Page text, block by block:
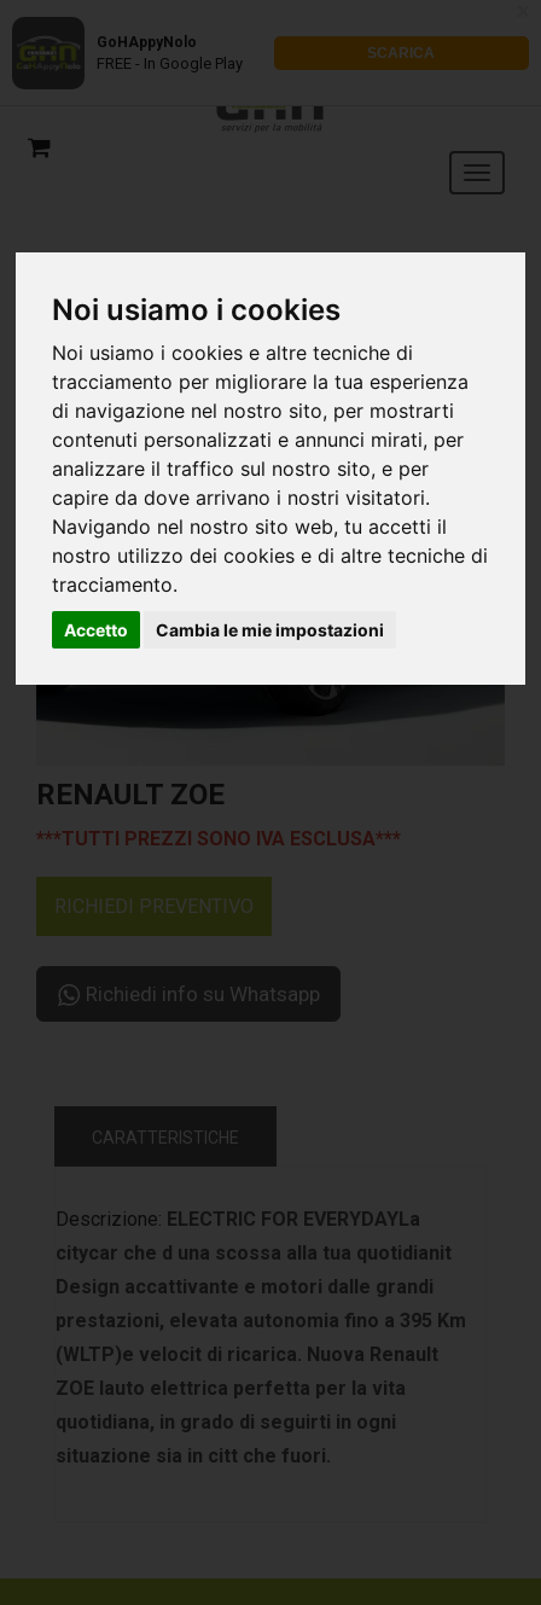
Noi usiamo i cookies
Noi usiamo i cookies e altre tecniche di
tracciamento per migliorare la tua esperienza
di navigazione nel nostro sito, per mostrarti
contenuti personalizzati e annunci mirati, per
analizzare il traffico sul nostro sito, e per
capire da dove arrivano i nostri visitatori.
Navigando nel nostro sito web, tu accetti il
nostro utilizzo dei cookies e di altre tecniche di
tracciamento.
Accetto Cambia le mie impostazioni
GoHAppyNolo
FREE - In Google Play
SCARICA
RENAULT ZOE
***TUTTI PREZZI SONO IVA ESCLUSA***
RICHIEDI PREVENTIVO
Richiedi info su Whatsapp
CARATTERISTICHE
Descrizione: ELECTRIC FOR EVERYDAY​La
citycar che d una scossa alla tua quotidianit
Design accattivante e motori dalle grandi
prestazioni, elevata autonomia fino a 395 Km
(WLTP)e velocit di ricarica. Nuova Renault
ZOE lauto elettrica perfetta per la vita
quotidiana, in grado di seguirti in ogni
situazione sia in citt che fuori.